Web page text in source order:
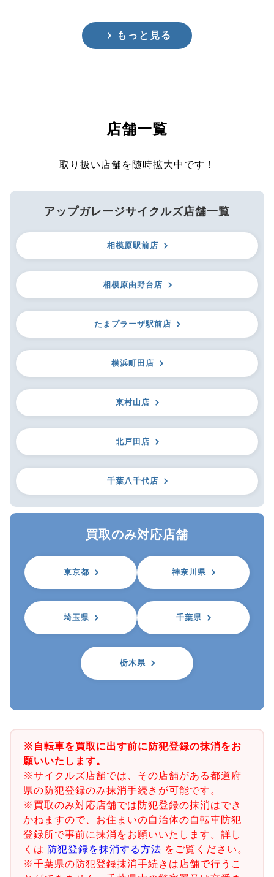
もっと見る
店舗一覧
取り扱い店舗を随時拡大中です！
アップガレージサイクルズ店舗一覧
相模原駅前店
相模原由野台店
たまプラーザ駅前店
横浜町田店
東村山店
北戸田店
千葉八千代店
買取のみ対応店舗
東京都 神奈川県
埼玉県 千葉県
栃木県
※自転車を買取に出す前に防犯登録の抹消をお
願いいたします。
※サイクルズ店舗では、その店舗がある都道府
県の防犯登録のみ抹消手続きが可能です。
※買取のみ対応店舗では防犯登録の抹消はでき
かねますので、お住まいの自治体の自転車防犯
登録所で事前に抹消をお願いいたします。詳し
くは 防犯登録を抹消する方法 をご覧ください。
※千葉県の防犯登録抹消手続きは店舗で行うこ